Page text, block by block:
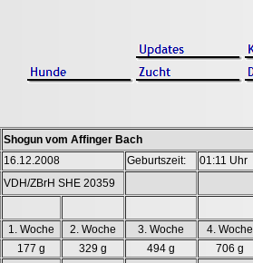
Shogun vom Affinger Bach
16.12.2008 Geburtszeit: 01:11 Uhr
VDH/ZBrH SHE 20359
1. Woche 2. Woche 3. Woche 4. Woche
177 g 329 g 494 g 706 g